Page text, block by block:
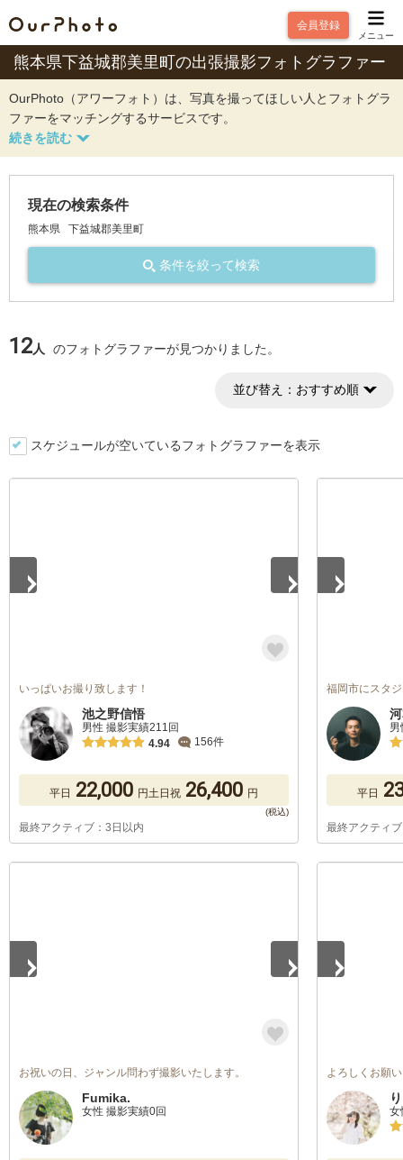
会員登録
メニュー
熊本県下益城郡美里町の出張撮影フォトグラファー
OurPhoto（アワーフォト）は、写真を撮ってほしい人とフォトグラ
ファーをマッチングするサービスです。
現在の検索条件
熊本県 下益城郡美里町
条件を絞って検索
12人 のフォトグラファーが見つかりました。
並び替え： おすすめ順
スケジュールが空いているフォトグラファーを表示
いっぱいお撮り致します！
池之野信悟
男性 撮影実績211回
4.94
156件
平日 22,000 円土日祝 26,400 円
最終アクティブ：3日以内
福岡市にスタ
平日
最終アクティ
お祝いの日、ジャンル問わず撮影いたします。
Fumika.
女性 撮影実績0回
よろしくお願
女